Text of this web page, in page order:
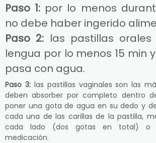
Paso 1: por lo menos
no debe haber ingerido
Paso 2: las pastillas
lengua por lo menos 15 min
pasa con agua.
Paso 3:las pastillas vaginales son las
deben absorber por completo dentro
poner una gota de agua en su dedo y
cada una de las carillas de la pastilla,
cada lado (dos gotas en total) o
medicación.